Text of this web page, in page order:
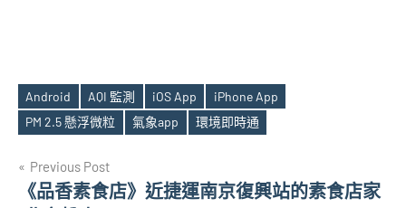
Tags
Android AQI 監測 iOS App
iPhone App
PM 2.5 懸浮微粒
氣象app 環境即時通
文Previous Post
《品香素食店》近捷運南京復興站的素食店家